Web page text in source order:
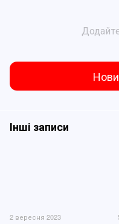
Інші записи
2 вересня 2023